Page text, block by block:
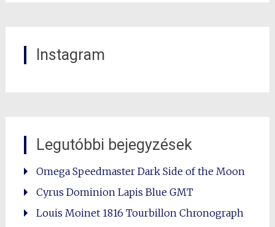
Instagram
Legutóbbi bejegyzések
Omega Speedmaster Dark Side of the Moon
Cyrus Dominion Lapis Blue GMT
Louis Moinet 1816 Tourbillon Chronograph